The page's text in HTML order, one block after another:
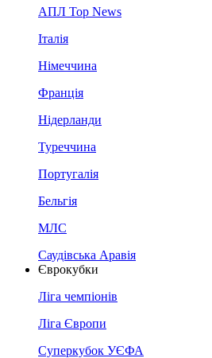
АПЛ Top News
Італія
Німеччина
Франція
Нідерланди
Туреччина
Португалія
Бельгія
МЛС
Саудівська Аравія
Єврокубки
Ліга чемпіонів
Ліга Європи
Суперкубок УЄФА